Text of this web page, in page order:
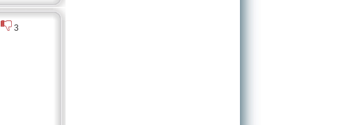
3